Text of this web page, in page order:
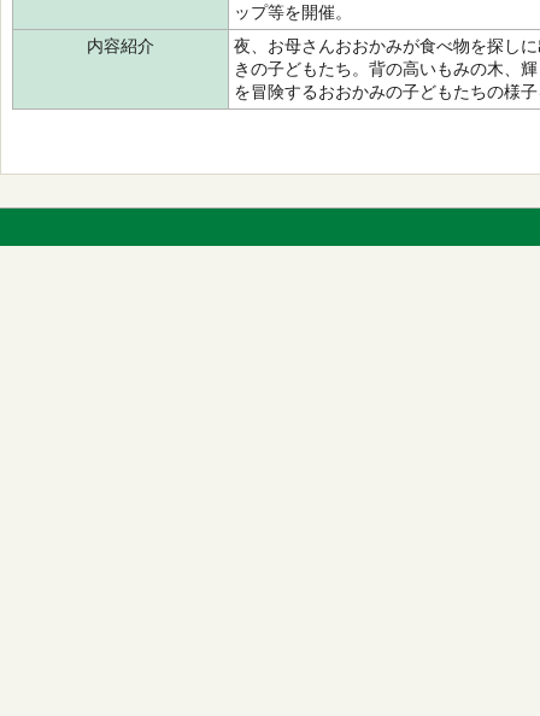
ップ等を開催。
内容紹介
夜、お母さんおおかみが食べ物を探し
きの子どもたち。背の高いもみの木、
を冒険するおおかみの子どもたちの様